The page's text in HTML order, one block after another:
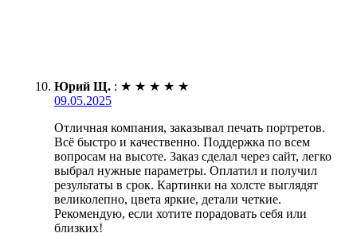
Юрий Щ. : ★ ★ ★ ★ ★
09.05.2025
Отличная компания, заказывал печать портретов.
Всё быстро и качественно. Поддержка по всем
вопросам на высоте. Заказ сделал через сайт, легко
выбрал нужные параметры. Оплатил и получил
результаты в срок. Картинки на холсте выглядят
великолепно, цвета яркие, детали четкие.
Рекомендую, если хотите порадовать себя или
близких!